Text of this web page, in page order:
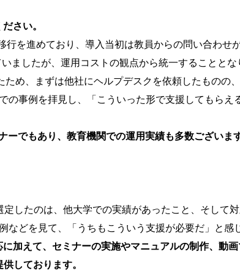
さい。
行を進めており、導入当初は教員からの問い合わせ
ましたが、運用コストの観点から統一することとな
め、まずは他社にヘルプデスクを依頼したものの
事例を拝見し、「こういった形で支援してもらえ
でもあり、教育機関での運用実績も多数ございま
定したのは、他大学での実績があったこと、そして
どを見て、「うちもこういう支援が必要だ」と感
えて、セミナーの実施やマニュアルの制作、動
しております。